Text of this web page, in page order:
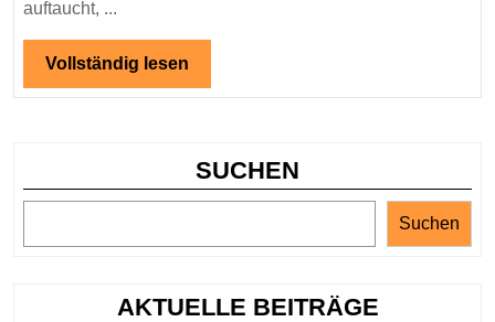
erklärt
auftaucht, ...
Vollständig lesen
lesen
SUCHEN
Suchen
AKTUELLE BEITRÄGE